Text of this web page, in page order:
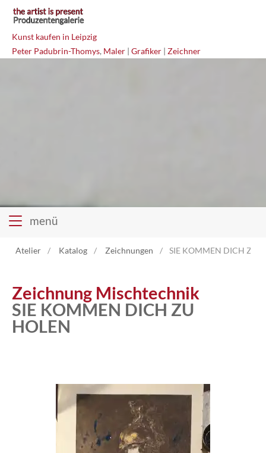
Kunst kaufen in Leipzig
Peter Padubrin-Thomys, Maler | Grafiker | Zeichner
menü
Atelier
Katalog
Atelier Katalog Zeichnungen SIE KOMMEN DICH ZU
Zeichnung Mischtechnik
SIE KOMMEN DICH ZU
HOLEN